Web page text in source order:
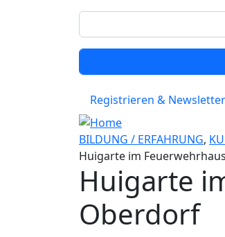
Registrieren &
BILDUNG / ERFAHRUNG,
Huigarte im
Huigarte
Oberdorf